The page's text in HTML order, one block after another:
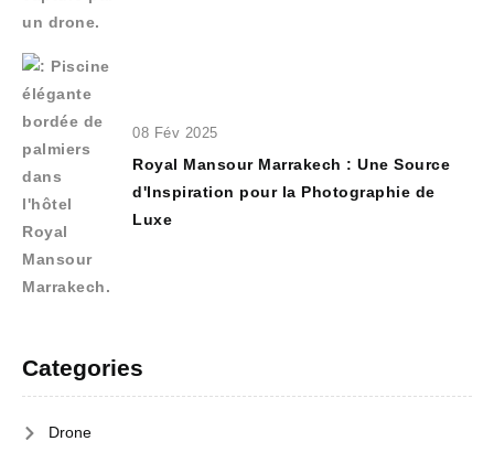
08 Fév 2025
Royal Mansour Marrakech : Une Source
d'Inspiration pour la Photographie de
Luxe
Categories
Drone